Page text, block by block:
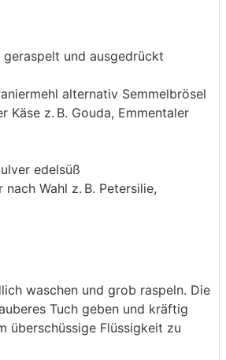
geraspelt und ausgedrückt
alternativ Semmelbrösel
Käse z. B. Gouda, Emmentaler
edelsüß
nach Wahl z. B. Petersilie,
waschen und grob raspeln. Die
Tuch geben und kräftig
überschüssige Flüssigkeit zu